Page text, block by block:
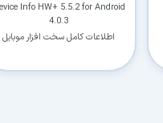
Info HW+ 5.5.2 for Android
4.0.3
اطلاعات کامل سخت افزار موبایل